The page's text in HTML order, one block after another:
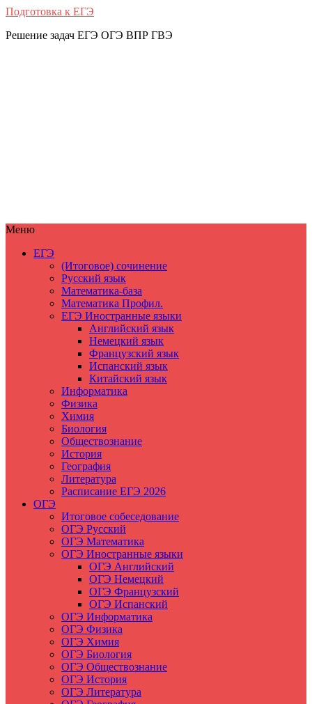
Подготовка к ЕГЭ
Решение задач ЕГЭ ОГЭ ВПР ГВЭ
Меню
ЕГЭ
(Итоговое) сочинение
Русский язык
Математика-база
Математика Профил.
ЕГЭ Иностранные языки
Английский язык
Немецкий язык
Французский язык
Испанский язык
Китайский язык
Информатика
Физика
Химия
Биология
Обществознание
История
География
Литература
Расписание ЕГЭ 2026
ОГЭ
Итоговое собеседование
ОГЭ Русский
ОГЭ Математика
ОГЭ Иностранные языки
ОГЭ Английский
ОГЭ Немецкий
ОГЭ Французский
ОГЭ Испанский
ОГЭ Информатика
ОГЭ Физика
ОГЭ Химия
ОГЭ Биология
ОГЭ Обществознание
ОГЭ История
ОГЭ Литература